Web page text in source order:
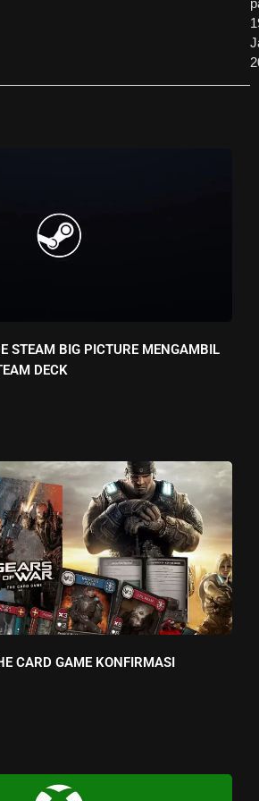
STEAM BIG PICTURE MENGAMBIL
DECK
CARD GAME KONFIRMASI